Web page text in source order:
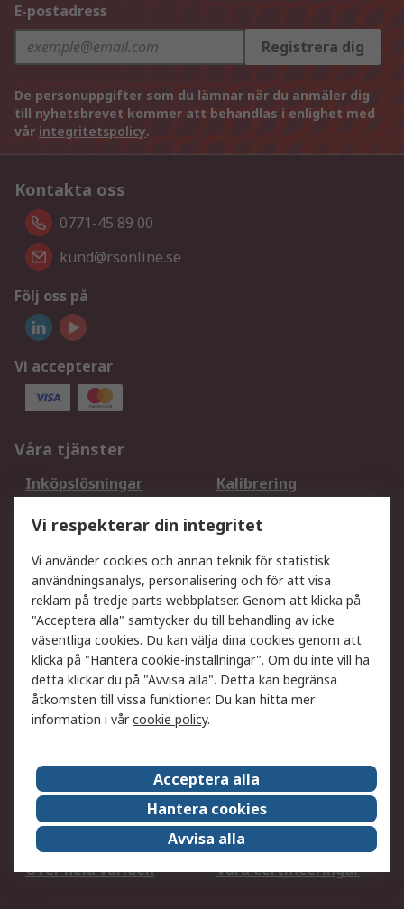
E-postadress
Registrera dig
De personuppgifter som du lämnar när du anmäler dig
till nyhetsbrevet kommer att behandlas i enlighet med
vår integritetspolicy.
Kontakta oss
0771-45 89 00
kund@rsonline.se
Följ oss på
Vi accepterar
Våra tjänster
Inköpslösningar
Kalibrering
DesignSpark
Teknisk Support
Ditt lokala säljteam
Exportlösningar
Support
Få hjälp
Retur av varor
Leverans
Spåra din order
Begär en fakturakopi
Fördelar med RS-konto
Betalningsalternativ
Om RS
Försäljningsvillkor
Det juridiska
Press Centre
Jobba hos RS
ESG
Över hela världen
Våra certificeringar
Vi respekterar din integritet
Vi använder cookies och annan teknik för statistisk
användningsanalys, personalisering och för att visa
reklam på tredje parts webbplatser. Genom att klicka på
"Acceptera alla" samtycker du till behandling av icke
väsentliga cookies. Du kan välja dina cookies genom att
klicka på "Hantera cookie-inställningar". Om du inte vill ha
detta klickar du på "Avvisa alla". Detta kan begränsa
åtkomsten till vissa funktioner. Du kan hitta mer
information i vårcookie policy.
Acceptera alla
Hantera cookies
Avvisa alla